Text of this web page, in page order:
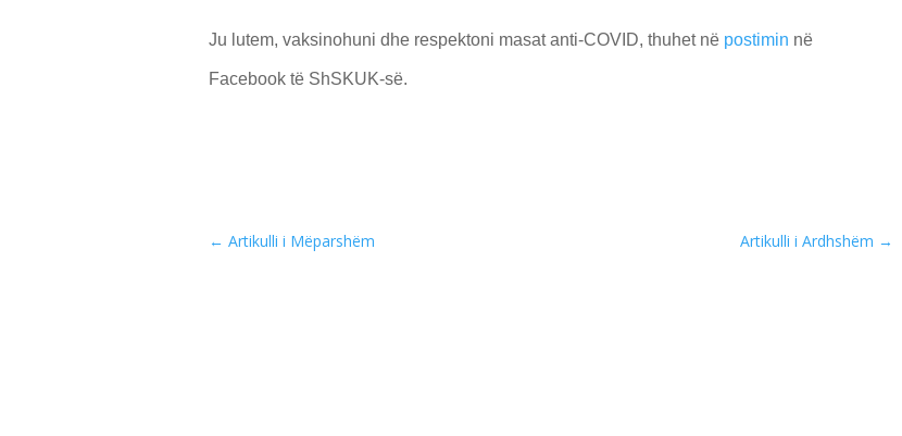
Ju lutem, vaksinohuni dhe respektoni masat anti-COVID, thuhet në postimin në
Facebook të ShSKUK-së.
← Artikulli i Mëparshëm Artikulli i Ardhshëm →